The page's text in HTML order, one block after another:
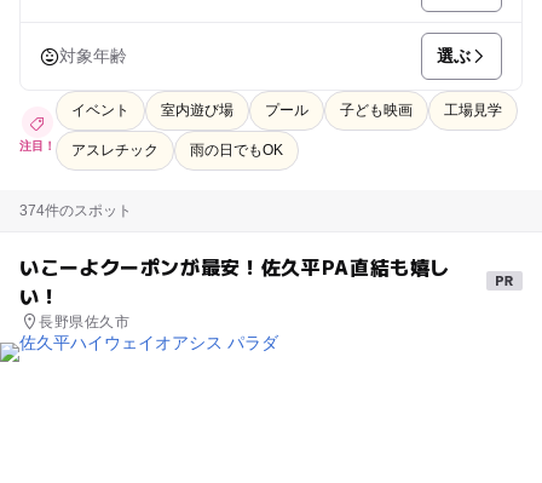
対象年齢 選ぶ
注目！
イベント 室内遊び場 プール 子ども映画 工場見学
アスレチック 雨の日でもOK
374件のスポット
いこーよクーポンが最安！佐久平PA直結も嬉し
い！
長野県佐久市